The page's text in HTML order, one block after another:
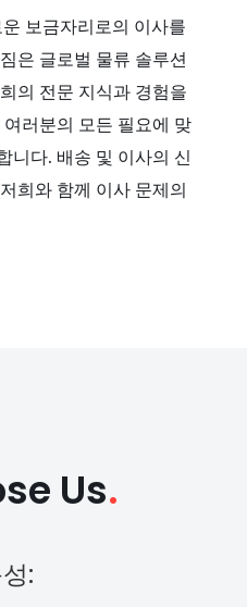
보금자리로의 이사를
은 글로벌 물류 솔루션
의 전문 지식과 경험을
러분의 모든 필요에 맞
니다. 배송 및 이사의 신
희와 함께 이사 문제의
Us.
: